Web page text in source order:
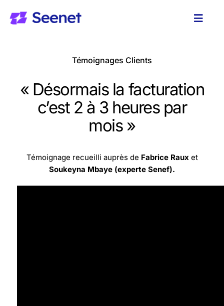
Ressources
Témoignages Clients
« Désormais la facturation
c’est 2 à 3 heures par
mois »
Témoignage recueilli auprès de Fabrice Rauxet
Soukeyna Mbaye (experte Senef).